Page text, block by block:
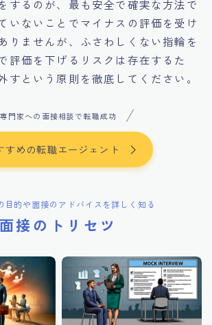
するのが、最も安全で確実な方法で
いないことでマイナスの評価を受け
りませんが、ふさわしくない指輪を
評価を下げるリスクは存在するた
すという原則を徹底してください。
専門家への面接相談で転職成功
すめの転職エージェント
目的や面接のアドバイスを詳しく知る
面接のトリセツ